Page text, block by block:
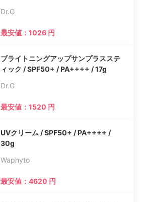
Dr.G
最安値：1026 円
ブライトニングアップサンプラスステ
ィック / SPF50+ / PA++++ / 17g
Dr.G
最安値：1520 円
UVクリーム / SPF50+ / PA++++ /
30g
Waphyto
最安値：4620 円